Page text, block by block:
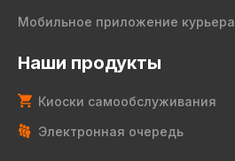
Мобильное приложение курьера
Наши продукты
Киоски самообслуживания
Электронная очередь